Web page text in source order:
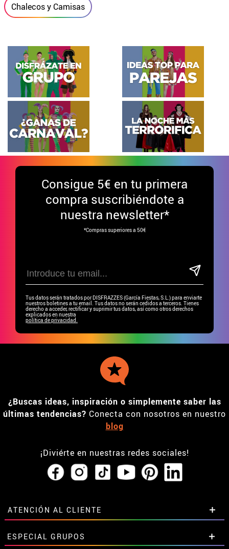
Chalecos y Camisas
Consigue 5€ en tu primera
compra suscribiéndote a
nuestra newsletter*
*Compras superiores a 50€
Tus datos serán tratados por DISFRAZZES (García Fiestas, S.L.) para enviarte
nuestros boletines a tu email. Tus datos no serán cedidos a terceros. Tienes
derecho a acceder, rectificar y suprimir tus datos, así como otros derechos
explicados en nuestra
política de privacidad.
¿Buscas ideas, inspiración o simplemente saber las
últimas tendencias? Conecta con nosotros en nuestro
blog
¡Diviérte en nuestras redes sociales!
ATENCIÓN AL CLIENTE
• Horario tienda IBI
ESPECIAL GRUPOS